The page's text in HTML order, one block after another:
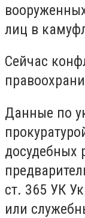
лиц в
Сейчас
Данные по
досудебных
ст. 365 УК
или